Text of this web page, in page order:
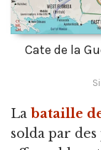
Cate de la
La bataille
solda par